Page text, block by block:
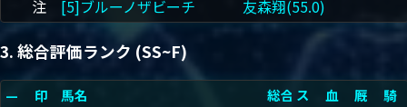
注
[5]ブルーノザビーチ 友森翔(55.0)
3. 総合評価ランク (SS~F)
— 印 馬名 総合 ス 血 厩
騎